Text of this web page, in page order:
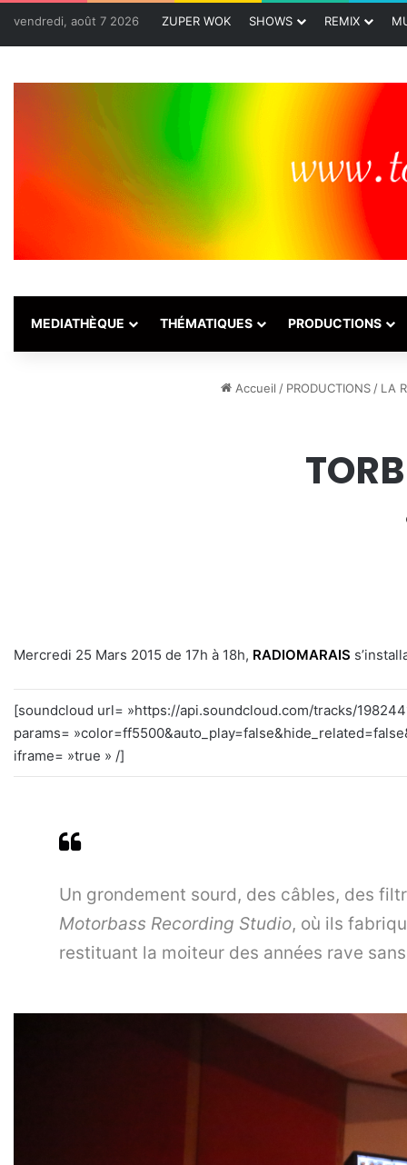
vendredi, août 7 2026 ZUPER WOK SHOWS REMIX
MEDIATHÈQUE THÉMATIQUES PRODUCTIONS
Accueil / PRODUCTIONS / LA
Mercredi 25 Mars 2015 de 17h à 18h, RADIOMARAIS
[soundcloud url= »https://api.soundcloud.com/tracks/
params=
iframe= »true » /]
Un grondement sourd, des câbles, des
Motorbass Recording Studio, où ils
restituant la moiteur des années rave sans